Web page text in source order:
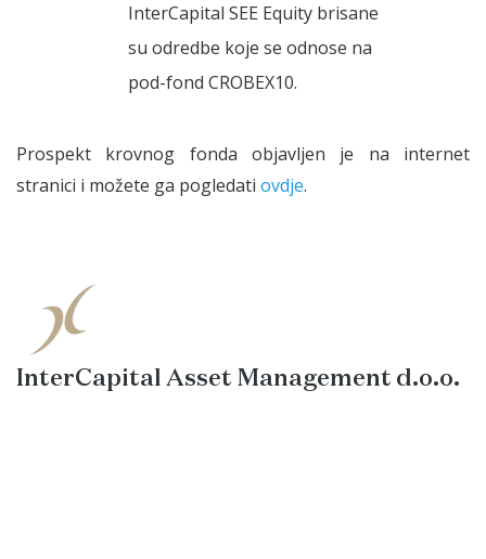
InterCapital SEE Equity brisane
su odredbe koje se odnose na
pod-fond CROBEX10.
Prospekt krovnog fonda objavljen je na internet
stranici i možete ga pogledati ovdje.
InterCapital Asset Management d.o.o.